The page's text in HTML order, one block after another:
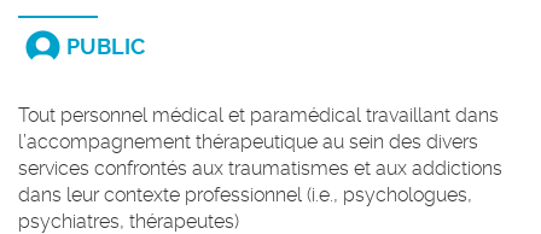
PUBLIC
Tout personnel médical et paramédical travaillant dans
l’accompagnement thérapeutique au sein des divers
services confrontés aux traumatismes et aux addictions
dans leur contexte professionnel (i.e., psychologues,
psychiatres, thérapeutes)